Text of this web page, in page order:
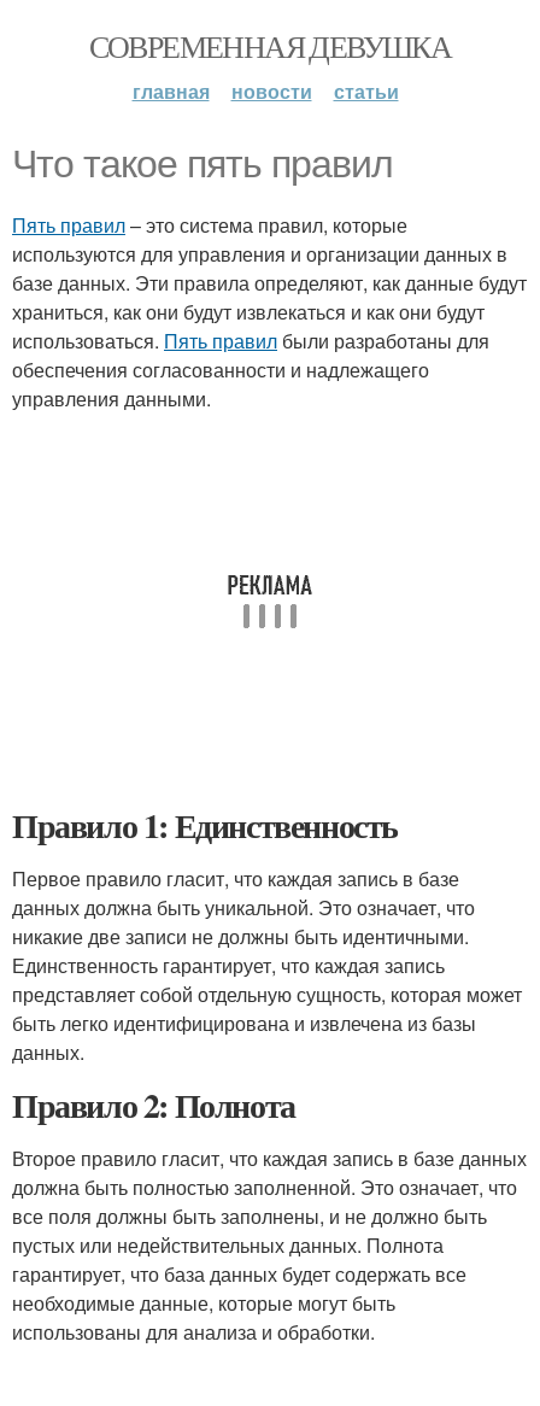
СОВРЕМЕННАЯ ДЕВУШКА
главная новости статьи
Что такое пять правил
Пять правил– это система правил, которые
используются для управления и организации данных в
базе данных. Эти правила определяют, как данные будут
храниться, как они будут извлекаться и как они будут
использоваться. Пять правил были разработаны для
обеспечения согласованности и надлежащего
управления данными.
Правило 1: Единственность
Первое правило гласит, что каждая запись в базе
данных должна быть уникальной. Это означает, что
никакие две записи не должны быть идентичными.
Единственность гарантирует, что каждая запись
представляет собой отдельную сущность, которая может
быть легко идентифицирована и извлечена из базы
данных.
Правило 2: Полнота
Второе правило гласит, что каждая запись в базе данных
должна быть полностью заполненной. Это означает, что
все поля должны быть заполнены, и не должно быть
пустых или недействительных данных. Полнота
гарантирует, что база данных будет содержать все
необходимые данные, которые могут быть
использованы для анализа и обработки.